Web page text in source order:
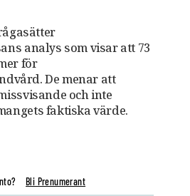
analys som visar att 73
för
De menar att
och inte
faktiska värde.
Bli Prenumerant